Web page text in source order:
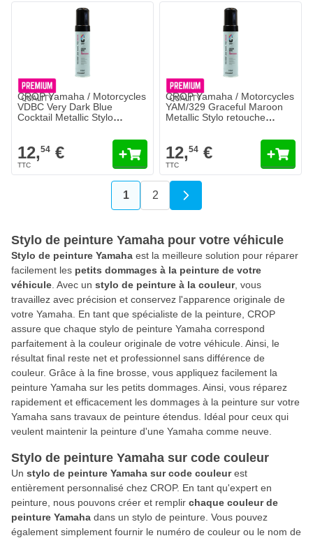
CROP Yamaha / Motorcycles
VDBC Very Dark Blue
Cocktail Metallic Stylo
12,54 €
CROP Yamaha / Motorcycles
YAM/329 Graceful Maroon
Metallic Stylo retouche
12,54 €
Vous lisez actuellement la page
1 Page
2
Stylo de peinture Yamaha pour votre véhicule
Stylo de peinture Yamaha est la meilleure solution pour réparer
facilement les petits dommages à la peinture de votre
véhicule . Avec un stylo de peinture à la couleur, vous
travaillez avec précision et conservez l'apparence originale de
votre Yamaha. En tant que spécialiste de la peinture, CROP
assure que chaque stylo de peinture Yamaha correspond
parfaitement à la couleur originale de votre véhicule. Ainsi, le
résultat final reste net et professionnel sans différence de
couleur. Grâce à la fine brosse, vous appliquez facilement la
peinture Yamaha sur les petits dommages. Ainsi, vous réparez
rapidement et efficacement les dommages à la peinture sur votre
Yamaha sans travaux de peinture étendus. Idéal pour ceux qui
veulent maintenir la peinture d'une Yamaha comme neuve.
Stylo de peinture Yamaha sur code couleur
Un stylo de peinture Yamaha sur code couleurest
entièrement personnalisé chez CROP. En tant qu'expert en
peinture, nous pouvons créer et remplir chaque couleur de
peinture Yamaha dans un stylo de peinture. Vous pouvez
également simplement fournir le numéro de couleur ou le nom de